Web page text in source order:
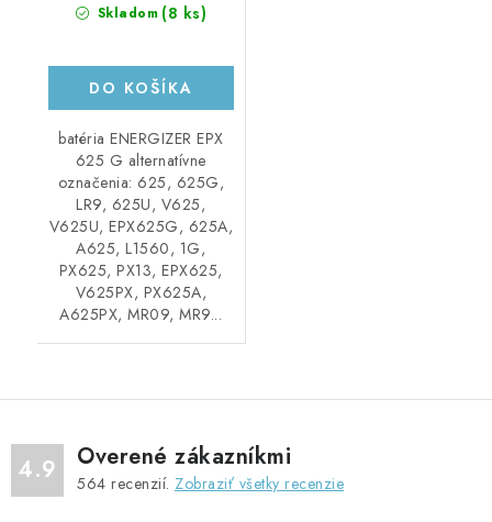
Skladom (8 ks)
DO KOŠÍKA
batéria ENERGIZER EPX
625 G alternatívne
označenia: 625, 625G,
LR9, 625U, V625,
V625U, EPX625G, 625A,
A625, L1560, 1G,
PX625, PX13, EPX625,
V625PX, PX625A,
A625PX, MR09, MR9...
4.9 Overené zákazníkmi
564 recenzií. Zobraziť všetky recenzie